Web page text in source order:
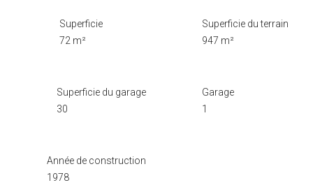
Superficie
72 m²
Superficie du terrain
947 m²
Superficie du garage
30
Garage
1
Année de construction
1978